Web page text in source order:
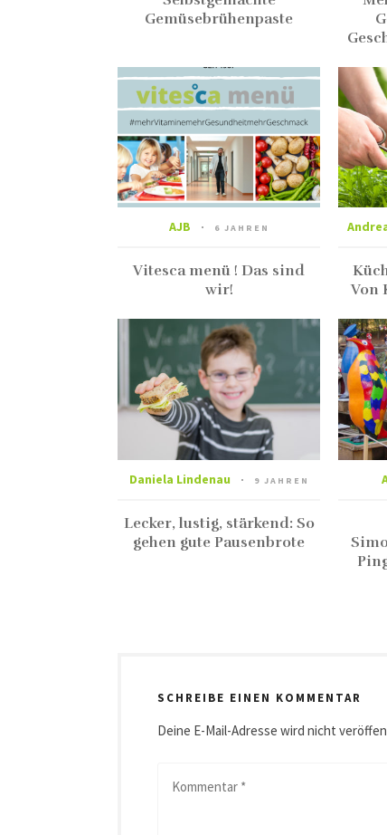
Gemüsebrühenpaste
AJB 6 JAHREN
Vitesca menü ! Das sind
wir!
Von
Daniela Lindenau 9 JAHREN
Lecker, lustig, stärkend: So
gehen gute Pausenbrote
SCHREIBE EINEN KOMMENTAR
Deine E-Mail-Adresse wird nicht